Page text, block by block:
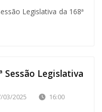
Legislativa da 168ª
Sessão Legislativa
03/2025
16:00